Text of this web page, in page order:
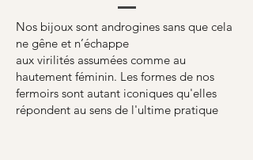
Nos bijoux sont androgines sans que cela
ne gêne et n’échappe
aux virilités assumées comme au
hautement féminin. Les formes de nos
fermoirs sont autant iconiques qu'elles
répondent au sens de l'ultime pratique